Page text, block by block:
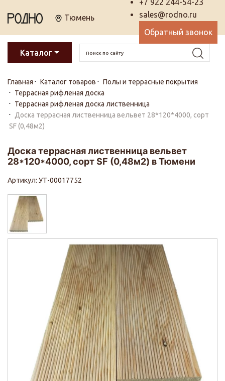
Тюмень
+7 922 244-54-23
sales@rodno.ru
Обратный звонок
Каталог
Главная Каталог товаров
Полы и террасные покрытия
Террасная рифленая доска
Террасная рифленая доска лиственница
Доска террасная лиственница вельвет 28*120*4000, сорт
SF (0,48м2)
Доска террасная лиственница вельвет
28*120*4000, сорт SF (0,48м2) в Тюмени
Артикул: УТ-00017752